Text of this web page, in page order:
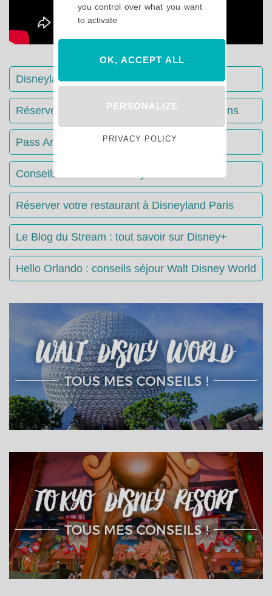
Disneyland Paris : Le guide complet
Réserver votre séjour : toutes les informations
Pass Annuels Disney : informations
Conseils & Astuces Disneyland Paris
Réserver votre restaurant à Disneyland Paris
Le Blog du Stream : tout savoir sur Disney+
Hello Orlando : conseils séjour Walt Disney World
you control over what you want
to activate
OK, ACCEPT ALL
PERSONALIZE
PRIVACY POLICY